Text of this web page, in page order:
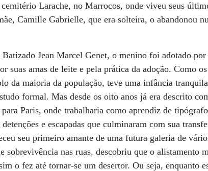
Larache, no Marrocos, onde viveu seus
Camille Gabrielle, que era solteira, o abandonou
Batizado Jean Marcel Genet, o menino foi adotado
suas amas de leite e pela prática da adoção. Como
da maioria da população, teve uma infância
formal. Mas desde os oito anos já era descrito
Paris, onde trabalharia como aprendiz de
e escapadas que culminaram com sua
seu primeiro amante de uma futura galeria de
sobrevivência nas ruas, descobriu que o
o fez até tornar-se um desertor. Ou seja, enquanto